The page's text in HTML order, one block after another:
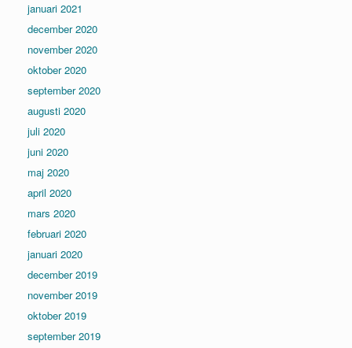
januari 2021
december 2020
november 2020
oktober 2020
september 2020
augusti 2020
juli 2020
juni 2020
maj 2020
april 2020
mars 2020
februari 2020
januari 2020
december 2019
november 2019
oktober 2019
september 2019